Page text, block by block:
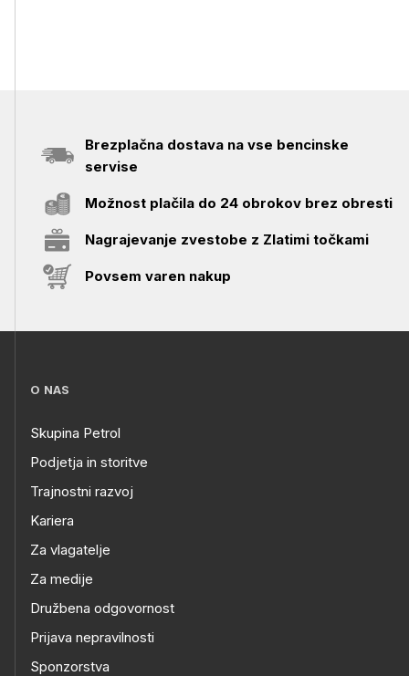
Brezplačna dostava na vse bencinske
servise
Možnost plačila do 24 obrokov brez obresti
Nagrajevanje zvestobe z Zlatimi točkami
Povsem varen nakup
O NAS
Skupina Petrol
Podjetja in storitve
Trajnostni razvoj
Kariera
Za vlagatelje
Za medije
Družbena odgovornost
Prijava nepravilnosti
Sponzorstva